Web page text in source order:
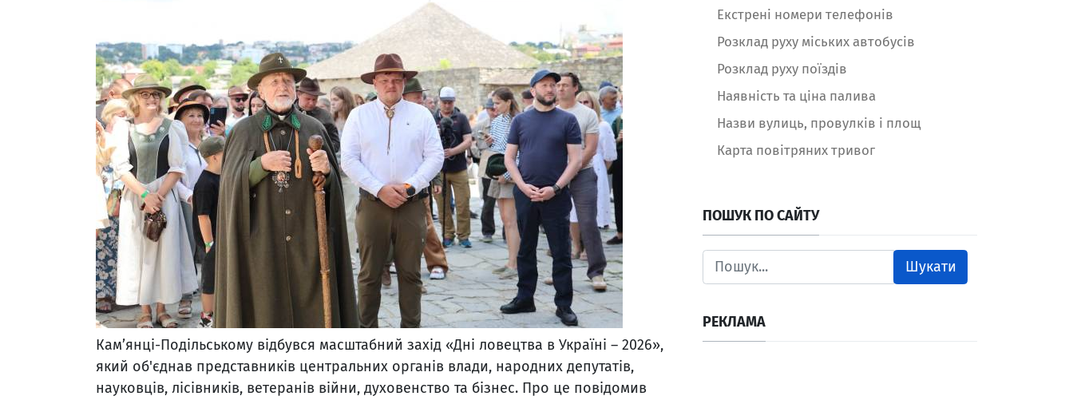
Кам’янці-Подільському відбувся масштабний захід «Дні ловецтва в Україні – 2026»,
який об'єднав представників центральних органів влади, народних депутатів,
науковців, лісівників, ветеранів війни, духовенство та бізнес. Про це повідомив
Екстрені номери телефонів
Розклад руху міських автобусів
Розклад руху поїздів
Наявність та ціна палива
Назви вулиць, провулків і площ
Карта повітряних тривог
ПОШУК ПО САЙТУ
Шукати
РЕКЛАМА